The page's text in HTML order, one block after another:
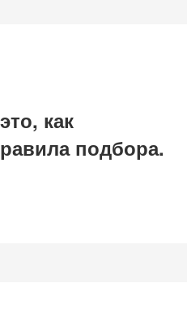
как
подбора.